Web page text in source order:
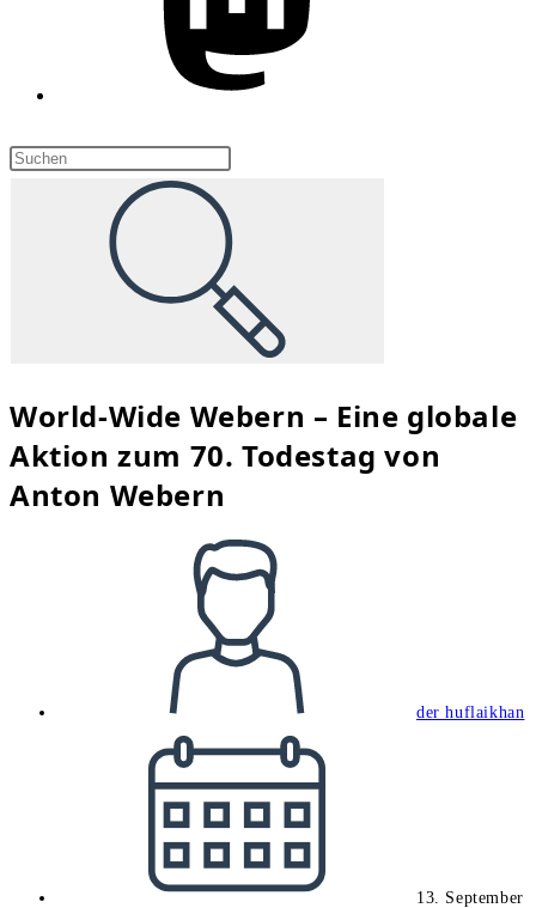
Diese
durchsuchen
World-Wide Webern – Eine globale
Aktion zum 70. Todestag von
Anton Webern
der huflaikhan
veröffentlicht:
13. September